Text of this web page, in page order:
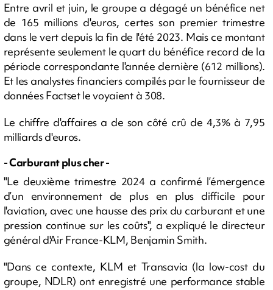
Entre avril et juin, le groupe a dégagé un bénéfice net
de 165 millions d'euros, certes son premier trimestre
dans le vert depuis la fin de l'été 2023. Mais ce montant
représente seulement le quart du bénéfice record de la
période correspondante l'année dernière (612 millions).
Et les analystes financiers compilés par le fournisseur de
données Factset le voyaient à 308.
Le chiffre d'affaires a de son côté crû de 4,3% à 7,95
milliards d'euros.
- Carburant plus cher -
"Le deuxième trimestre 2024 a confirmé l’émergence
d’un environnement de plus en plus difficile pour
l'aviation, avec une hausse des prix du carburant et une
pression continue sur les coûts", a expliqué le directeur
général d'Air France-KLM, Benjamin Smith.
"Dans ce contexte, KLM et Transavia (la low-cost du
groupe, NDLR) ont enregistré une performance stable